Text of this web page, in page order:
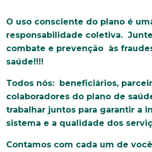
O uso consciente do plano é
responsabilidade coletiva.
combate e prevenção às
saúde!!!!
Todos nós: beneficiários,
colaboradores do plano de
trabalhar juntos para garantir a
sistema e a qualidade dos
Contamos com cada um de